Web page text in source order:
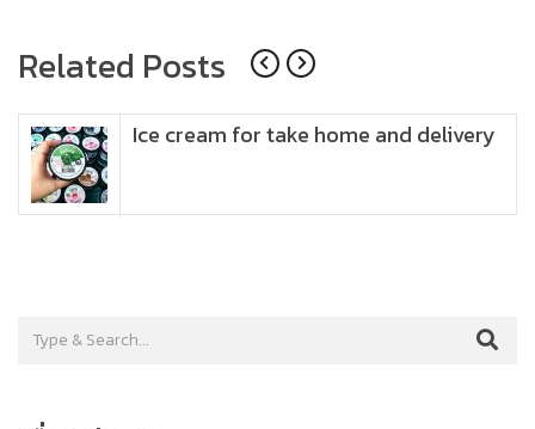
Related Posts
Ice cream for take home and delivery